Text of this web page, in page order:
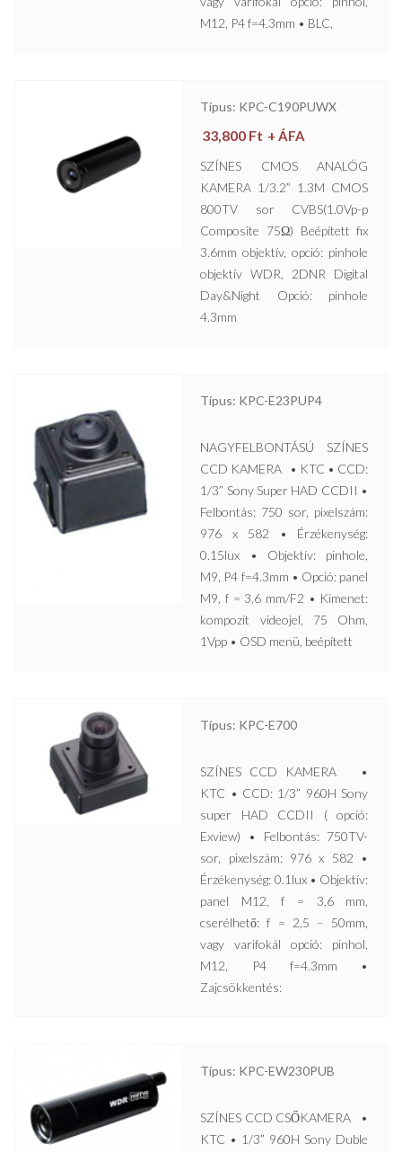
M12, P4 f=4.3mm • BLC,
Típus: KPC-C190PUWX
33,800 Ft + ÁFA
SZÍNES CMOS ANALÓG
KAMERA 1/3.2” 1.3M CMOS
800TV sor CVBS(1.0Vp-p
Composite 75Ω) Beépített fix
3.6mm objektív, opció: pinhole
objektív WDR, 2DNR Digital
Day&Night Opció: pinhole
4.3mm
Típus: KPC-E23PUP4
NAGYFELBONTÁSÚ SZÍNES
CCD KAMERA • KTC • CCD:
1/3” Sony Super HAD CCDII •
Felbontás: 750 sor, pixelszám:
976 x 582 • Érzékenység:
0.15lux • Objektív: pinhole,
M9, P4 f=4.3mm • Opció: panel
M9, f = 3,6 mm/F2 • Kimenet:
kompozit videojel, 75 Ohm,
1Vpp • OSD menü, beépített
Típus: KPC-E700
SZÍNES CCD KAMERA •
KTC • CCD: 1/3” 960H Sony
super HAD CCDII ( opció:
Exview) • Felbontás: 750TV-
sor, pixelszám: 976 x 582 •
Érzékenység: 0.1lux • Objektív:
panel M12, f = 3,6 mm,
cserélhető: f = 2,5 – 50mm,
vagy varifokál opció: pinhol,
M12, P4 f=4.3mm •
Zajcsökkentés:
Típus: KPC-EW230PUB
SZÍNES CCD CSŐKAMERA •
KTC • 1/3” 960H Sony Duble